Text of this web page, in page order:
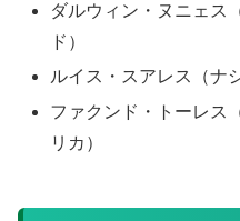
ダルウィン・ヌニェス
ド）
ルイス・スアレス（ナ
ファクンド・トーレス
リカ）